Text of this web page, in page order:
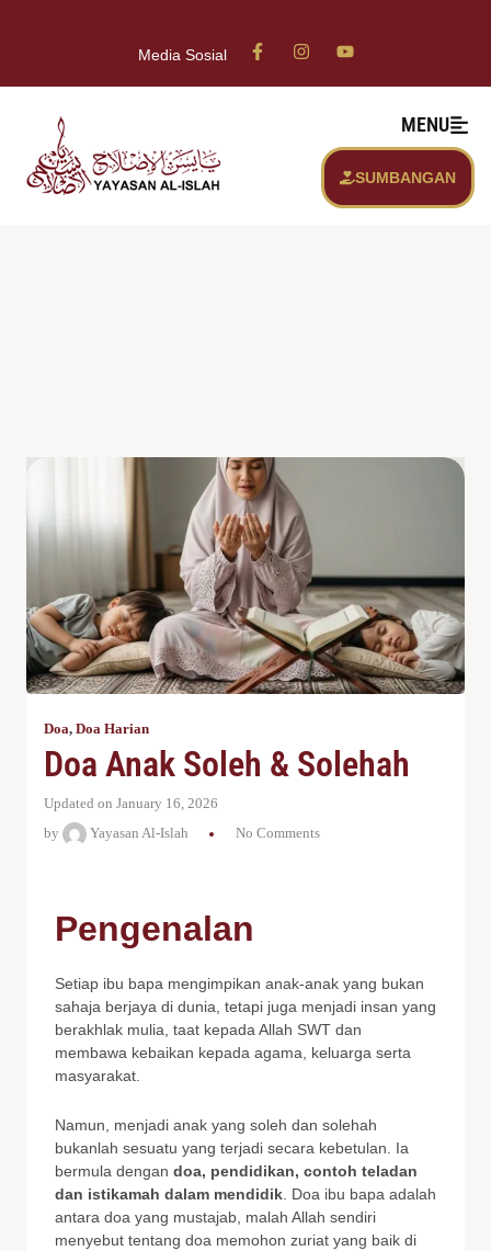
Media Sosial
MENU
SUMBANGAN
Doa, Doa Harian
Doa Anak Soleh & Solehah
Updated on January 16, 2026
by
Yayasan Al-Islah No Comments
Pengenalan
Setiap ibu bapa mengimpikan anak-anak yang bukan
sahaja berjaya di dunia, tetapi juga menjadi insan yang
berakhlak mulia, taat kepada Allah SWT dan
membawa kebaikan kepada agama, keluarga serta
masyarakat.
Namun, menjadi anak yang soleh dan solehah
bukanlah sesuatu yang terjadi secara kebetulan. Ia
bermula dengan doa, pendidikan, contoh teladan
dan istikamah dalam mendidik. Doa ibu bapa adalah
antara doa yang mustajab, malah Allah sendiri
menyebut tentang doa memohon zuriat yang baik di